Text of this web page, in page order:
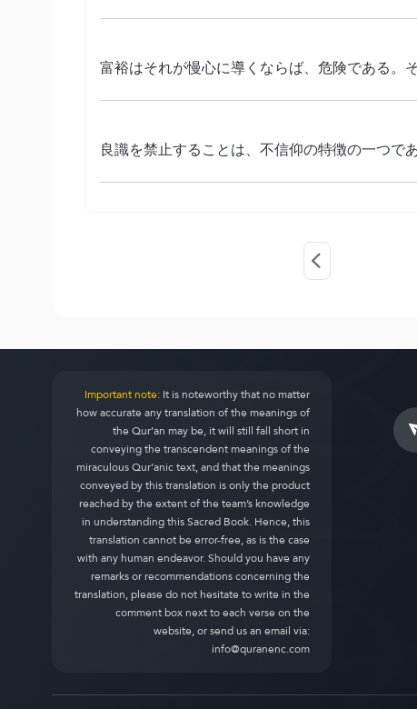
富裕はそれが慢心に導くならば、危険である。
良識を禁止することは、不信仰の特徴の一つであ
Important note:It is noteworthy that no matter
how accurate any translation of the meanings of
the Qur’an may be, it will still fall short in
conveying the transcendent meanings of the
miraculous Qur’anic text, and that the meanings
conveyed by this translation is only the product
reached by the extent of the team’s knowledge
in understanding this Sacred Book. Hence, this
translation cannot be error-free, as is the case
with any human endeavor. Should you have any
remarks or recommendations concerning the
translation, please do not hesitate to write in the
comment box next to each verse on the
website, or send us an email via:
info@quranenc.com